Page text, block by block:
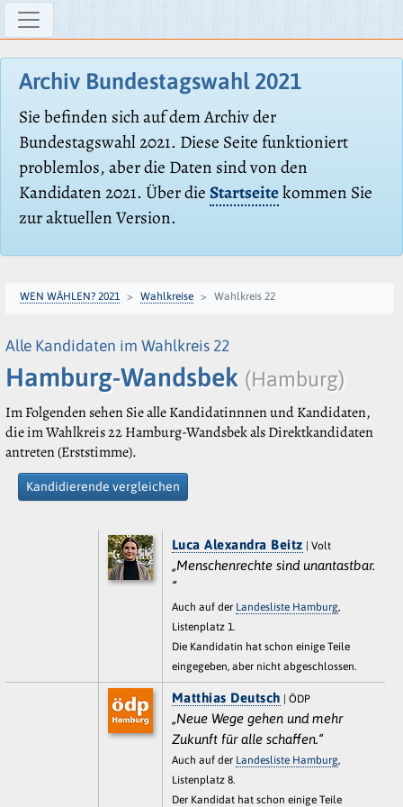
Archiv Bundestagswahl 2021
Sie befinden sich auf dem Archiv der
Bundestagswahl 2021. Diese Seite funktioniert
problemlos, aber die Daten sind von den
Kandidaten 2021. Über dieStartseitekommen Sie
zur aktuellen Version.
WEN WÄHLEN? 2021 Wahlkreise Wahlkreis 22
Alle Kandidaten im Wahlkreis 22
Hamburg-Wandsbek (Hamburg)
Im Folgenden sehen Sie alle Kandidatinnnen und Kandidaten,
die im Wahlkreis 22 Hamburg-Wandsbek als Direktkandidaten
antreten (Erststimme).
Kandidierende vergleichen
Luca Alexandra Beitz | Volt
„Menschenrechte sind unantastbar.
“
Auch auf der Landesliste Hamburg,
Listenplatz 1.
Die Kandidatin hat schon einige Teile
eingegeben, aber nicht abgeschlossen.
Matthias Deutsch | ÖDP
„Neue Wege gehen und mehr
Zukunft für alle schaffen.“
Auch auf der Landesliste Hamburg,
Listenplatz 8.
Der Kandidat hat schon einige Teile